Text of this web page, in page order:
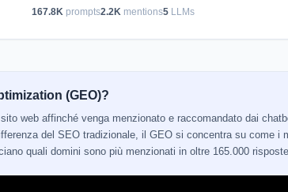
167.8K prompts2.2K mentions5 LLMs
(GEO)?
web affinché venga menzionato e raccomandato dai
del SEO tradizionale, il GEO si concentra su come i
quali domini sono più menzionati in oltre 165.000